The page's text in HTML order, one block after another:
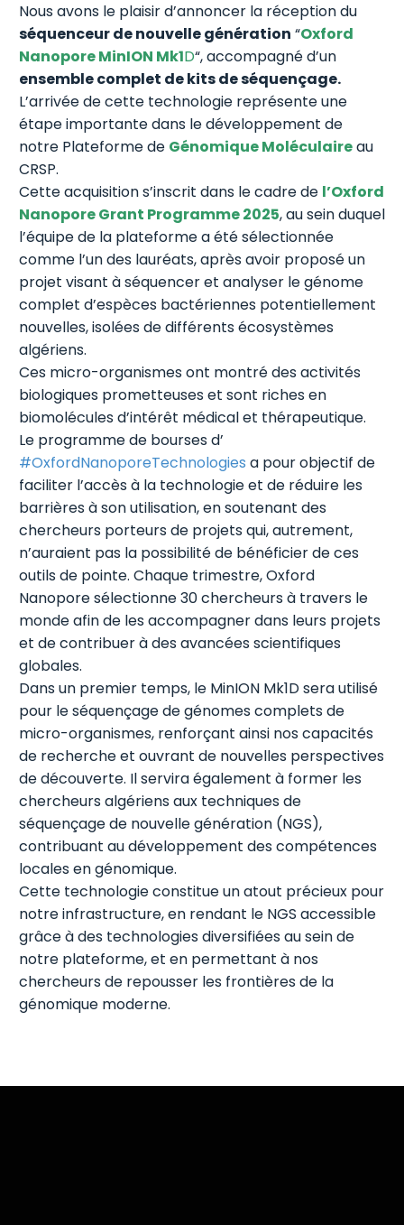
Nous avons le plaisir d’annoncer la réception du
séquenceur de nouvelle génération “Oxford
Nanopore MinION Mk1D“, accompagné d’un
ensemble complet de kits de séquençage.
L’arrivée de cette technologie représente une
étape importante dans le développement de
notre Plateforme de Génomique Moléculaireau
CRSP.
Cette acquisition s’inscrit dans le cadre de l’Oxford
Nanopore Grant Programme 2025, au sein duquel
l’équipe de la plateforme a été sélectionnée
comme l’un des lauréats, après avoir proposé un
projet visant à séquencer et analyser le génome
complet d’espèces bactériennes potentiellement
nouvelles, isolées de différents écosystèmes
algériens.
Ces micro-organismes ont montré des activités
biologiques prometteuses et sont riches en
biomolécules d’intérêt médical et thérapeutique.
Le programme de bourses d’
#OxfordNanoporeTechnologies a pour objectif de
faciliter l’accès à la technologie et de réduire les
barrières à son utilisation, en soutenant des
chercheurs porteurs de projets qui, autrement,
n’auraient pas la possibilité de bénéficier de ces
outils de pointe. Chaque trimestre, Oxford
Nanopore sélectionne 30 chercheurs à travers le
monde afin de les accompagner dans leurs projets
et de contribuer à des avancées scientifiques
globales.
Dans un premier temps, le MinION Mk1D sera utilisé
pour le séquençage de génomes complets de
micro-organismes, renforçant ainsi nos capacités
de recherche et ouvrant de nouvelles perspectives
de découverte. Il servira également à former les
chercheurs algériens aux techniques de
séquençage de nouvelle génération (NGS),
contribuant au développement des compétences
locales en génomique.
Cette technologie constitue un atout précieux pour
notre infrastructure, en rendant le NGS accessible
grâce à des technologies diversifiées au sein de
notre plateforme, et en permettant à nos
chercheurs de repousser les frontières de la
génomique moderne.